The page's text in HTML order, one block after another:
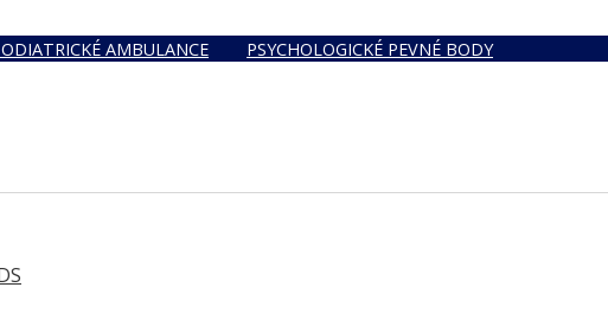
AMBULANCE PSYCHOLOGICKÉ PEVNÉ BODY